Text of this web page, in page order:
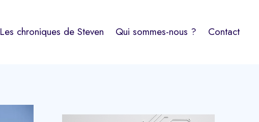
Les chroniques de Steven Qui sommes-nous ? Contact